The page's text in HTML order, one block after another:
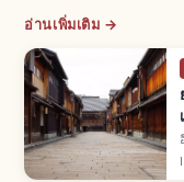
อ่านเพิ่มเติม →